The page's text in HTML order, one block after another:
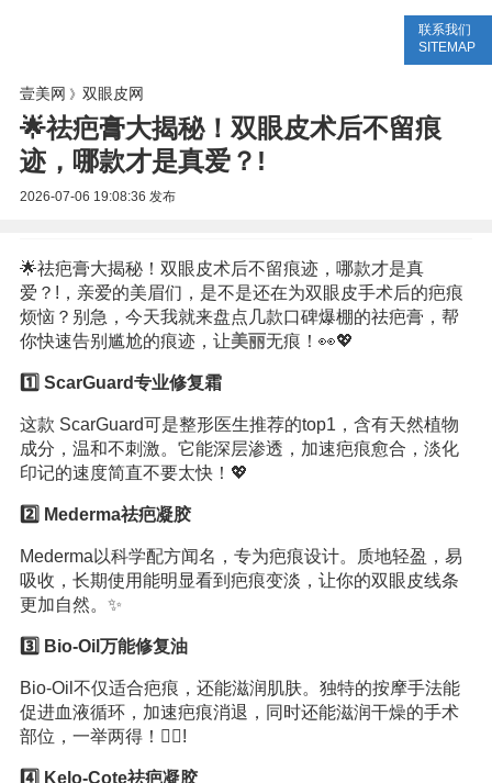
联系我们
SITEMAP
壹美网 》 双眼皮网
🌟祛疤膏大揭秘！双眼皮术后不留痕
迹，哪款才是真爱？!
2026-07-06 19:08:36 发布
🌟祛疤膏大揭秘！双眼皮术后不留痕迹，哪款才是真
爱？!，亲爱的美眉们，是不是还在为双眼皮手术后的疤痕
烦恼？别急，今天我就来盘点几款口碑爆棚的祛疤膏，帮
你快速告别尴尬的痕迹，让美丽无痕！👀💖
1️⃣ ScarGuard专业修复霜
这款 ScarGuard可是整形医生推荐的top1，含有天然植物
成分，温和不刺激。它能深层渗透，加速疤痕愈合，淡化
印记的速度简直不要太快！💖
2️⃣ Mederma祛疤凝胶
Mederma以科学配方闻名，专为疤痕设计。质地轻盈，易
吸收，长期使用能明显看到疤痕变淡，让你的双眼皮线条
更加自然。✨
3️⃣ Bio-Oil万能修复油
Bio-Oil不仅适合疤痕，还能滋润肌肤。独特的按摩手法能
促进血液循环，加速疤痕消退，同时还能滋润干燥的手术
部位，一举两得！💆‍♀️!
4️⃣ Kelo-Cote祛疤凝胶